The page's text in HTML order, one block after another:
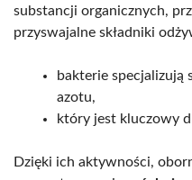
substancji organicznych,
przyswajalne składniki
bakterie specjalizują
azotu,
który jest kluczowy
Dzięki ich aktywności,